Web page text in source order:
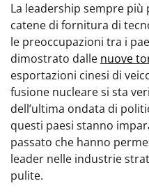
La leadership sempre
catene di fornitura di
le preoccupazioni tra i
dimostrato dalle nuove
esportazioni cinesi di
fusione nucleare si sta
dell’ultima ondata di
questi paesi stanno
passato che hanno
leader nelle industrie
pulite.